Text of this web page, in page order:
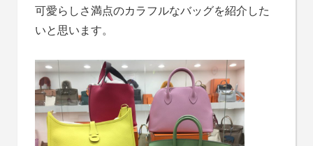
可愛らしさ満点のカラフルなバッグを紹介した
いと思います。